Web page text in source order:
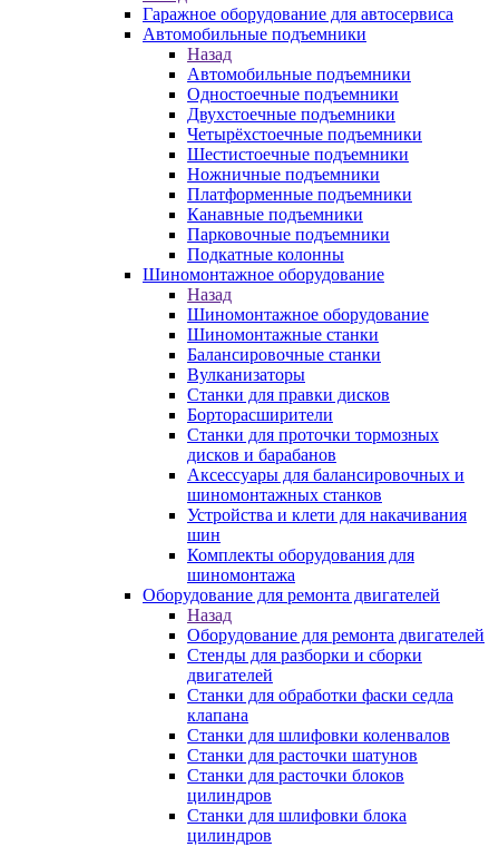
Гаражное оборудование для автосервиса
Автомобильные подъемники
Назад
Автомобильные подъемники
Одностоечные подъемники
Двухстоечные подъемники
Четырёхстоечные подъемники
Шестистоечные подъемники
Ножничные подъемники
Платформенные подъемники
Канавные подъемники
Парковочные подъемники
Подкатные колонны
Шиномонтажное оборудование
Назад
Шиномонтажное оборудование
Шиномонтажные станки
Балансировочные станки
Вулканизаторы
Станки для правки дисков
Борторасширители
Станки для проточки тормозных
дисков и барабанов
Аксессуары для балансировочных и
шиномонтажных станков
Устройства и клети для накачивания
шин
Комплекты оборудования для
шиномонтажа
Оборудование для ремонта двигателей
Назад
Оборудование для ремонта двигателей
Стенды для разборки и сборки
двигателей
Станки для обработки фаски седла
клапана
Станки для шлифовки коленвалов
Станки для расточки шатунов
Станки для расточки блоков
цилиндров
Станки для шлифовки блока
цилиндров